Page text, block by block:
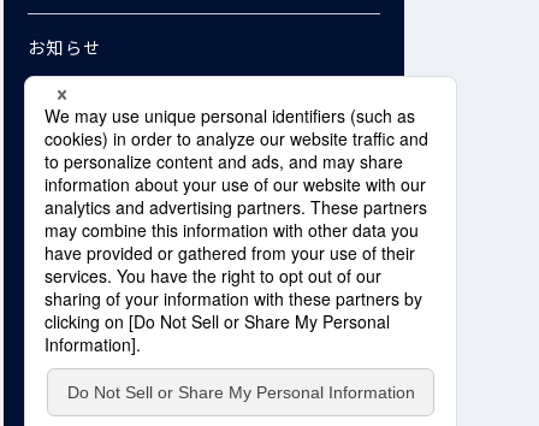
Copyright © SHO-BOND Corporation. /
SHO-BOND MATERIAL Co., Ltd. All Rights Reserved.
お知らせ
お問い合わせ
資料ダウンロード
プライバシーポリシー